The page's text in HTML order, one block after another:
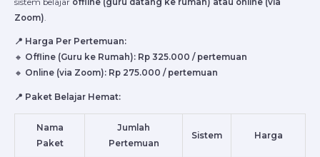
Zoom)
📍 Harga Per Pertemuan:
🔸 Offline (Guru ke Rumah): Rp 325.000 / pertemuan
🔸 Online (via Zoom): Rp 275.000 / pertemuan
📍 Paket Belajar Hemat:
Nama
Paket
Jumlah
Pertemuan
Sistem Harga